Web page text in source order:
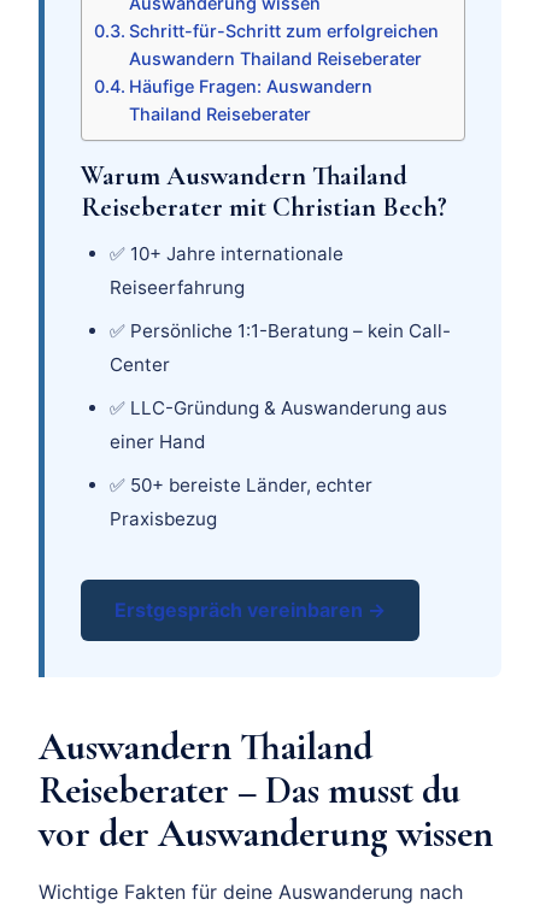
Schritt-für-Schritt zum erfolgreichen
Auswandern Thailand Reiseberater
Häufige Fragen: Auswandern
Thailand Reiseberater
Warum Auswandern Thailand
Reiseberater mit Christian Bech?
✅ 10+ Jahre internationale
Reiseerfahrung
✅ Persönliche 1:1-Beratung – kein Call-
Center
✅ LLC-Gründung & Auswanderung aus
einer Hand
✅ 50+ bereiste Länder, echter
Praxisbezug
Erstgespräch vereinbaren →
Auswandern Thailand
Reiseberater – Das musst du
vor der Auswanderung wissen
Wichtige Fakten für deine Auswanderung nach